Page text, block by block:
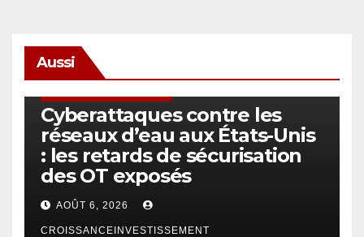
Aussi
Cyberattaques contre les
réseaux d’eau aux États-Unis
: les retards de sécurisation
des OT exposés
AOÛT 6, 2026
CROISSANCEINVESTISSEMENT